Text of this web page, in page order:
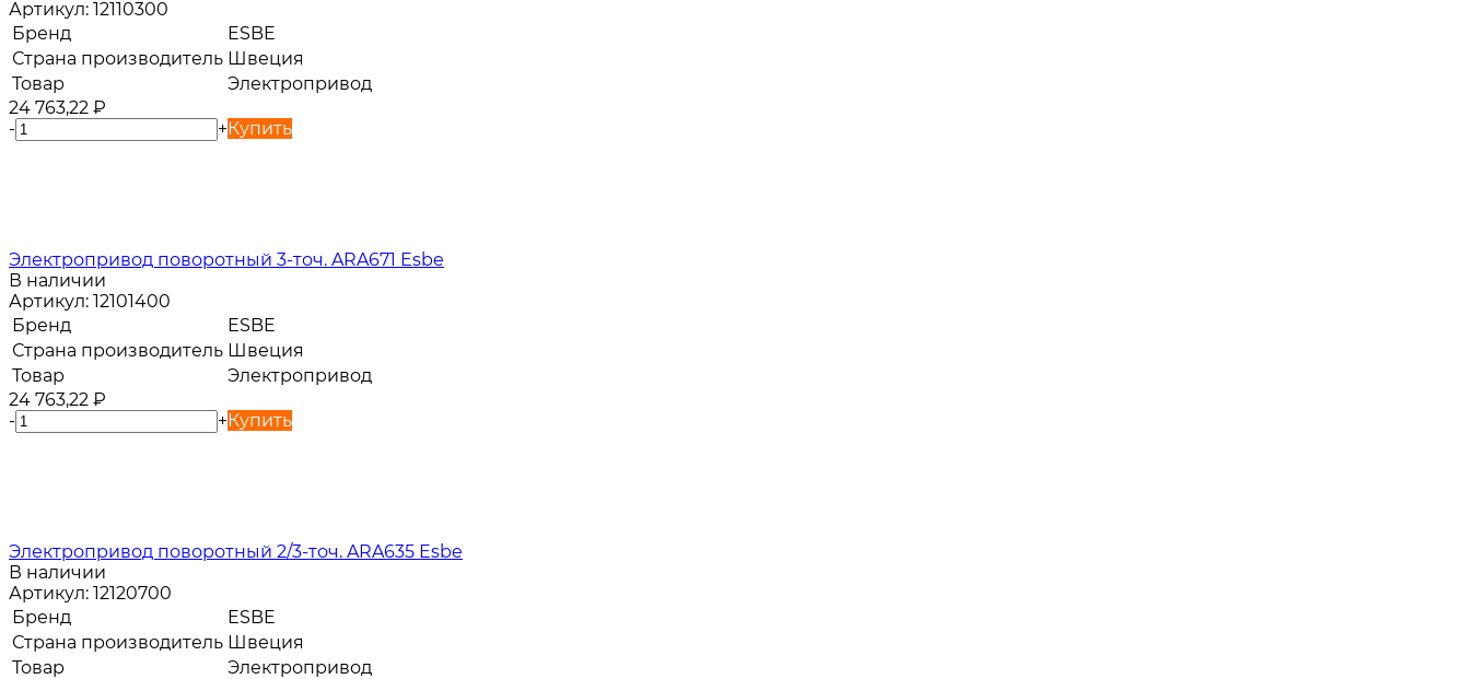
Артикул: 12110300
Бренд
ESBE
Страна производитель Швеция
Товар
Электропривод
24 763,22 ₽
-
+Купить
Электропривод поворотный 3-точ. ARA671 Esbe
В наличии
Артикул: 12101400
Бренд
ESBE
Страна производитель Швеция
Товар
Электропривод
24 763,22 ₽
-
+Купить
Электропривод поворотный 2/3-точ. ARA635 Esbe
В наличии
Артикул: 12120700
Бренд
ESBE
Страна производитель Швеция
Товар
Электропривод